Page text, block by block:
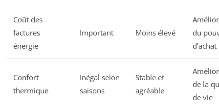
Coût des
factures
énergie
Important Moins élevé
du
d’achat
Confort
thermique
Inégal selon
saisons
Stable et
agréable
de la
de vie